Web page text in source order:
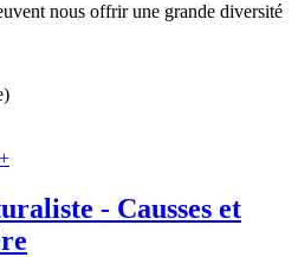
nous offrir une grande diversité
- Causses et